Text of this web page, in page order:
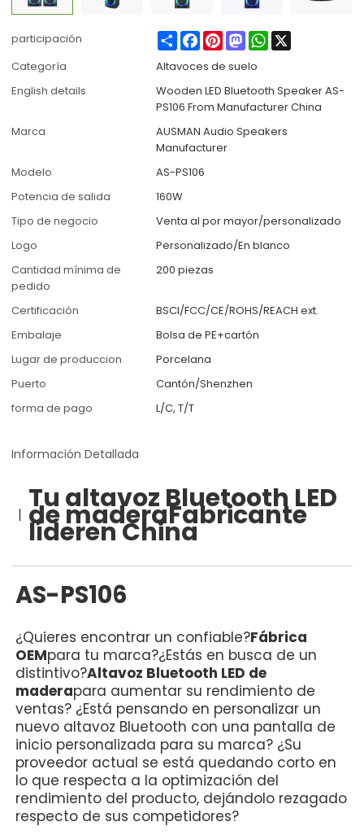
participación ShareFacebook
PinterestMastodonWhatsApp
Categoría
Altavoces de suelo
English details
Wooden LED Bluetooth Speaker AS-
PS106 From Manufacturer China
Marca
AUSMAN Audio Speakers
Manufacturer
Modelo
AS-PS106
Potencia de salida
160W
Tipo de negocio
Venta al por mayor/personalizado
Logo
Personalizado/En blanco
Cantidad mínima de
pedido
200 piezas
Certificación
BSCI/FCC/CE/ROHS/REACH ext.
Embalaje
Bolsa de PE+cartón
Lugar de produccion
Porcelana
Puerto
Cantón/Shenzhen
forma de pago
L/C, T/T
Información Detallada
Tu altavoz Bluetooth LED
de maderaFabricante
líderen China
AS-PS106
¿Quieres encontrar un confiable?Fábrica
OEMpara tu marca?¿Estás en busca de un
distintivo?Altavoz Bluetooth LED de
maderapara aumentar su rendimiento de
ventas? ¿Está pensando en personalizar un
nuevo altavoz Bluetooth con una pantalla de
inicio personalizada para su marca? ¿Su
proveedor actual se está quedando corto en
lo que respecta a la optimización del
rendimiento del producto, dejándolo rezagado
respecto de sus competidores?